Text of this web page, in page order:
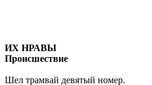
ИХ НРАВЫ
Происшествие
Шел трамвай девятый номер.